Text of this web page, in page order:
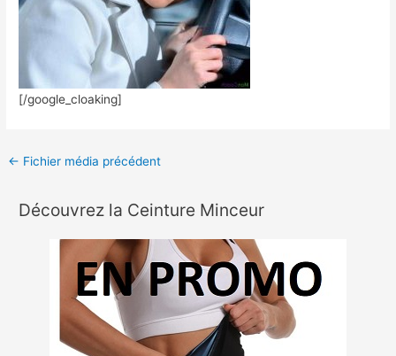
[/google_cloaking]
← Fichier média précédent
Découvrez la Ceinture Minceur